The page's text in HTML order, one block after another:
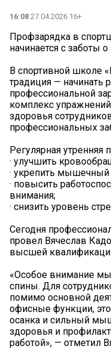
16:08 27.04.2026 16+
Профзарядка в
начинается с заботы
В спортивной школе
традиция — начинать
профессиональной
комплекс
здоровья
профессиональных
Регулярная утренняя
· улучшить
· укрепить
· повысить
внимания;
· снизить уровень
Сегодня
провел Вячеслав
высшей
«Особое внимание
спины. Для
помимо основной
офисные функции,
осанка и сильный
здоровья и
работой», — отметил